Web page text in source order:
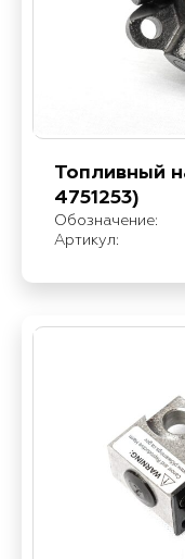
Топливный
4751253)
Обозначение:
Артикул: